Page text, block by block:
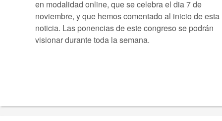
en modalidad online, que se celebra el dia 7 de
noviembre, y que hemos comentado al inicio de esta
noticia. Las ponencias de este congreso se podrán
visionar durante toda la semana.